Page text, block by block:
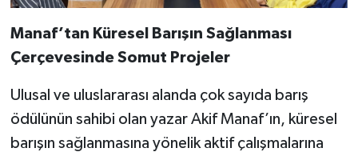
Manaf’tan Küresel Barışın Sağlanması
Çerçevesinde Somut Projeler
Ulusal ve uluslararası alanda çok sayıda barış
ödülünün sahibi olan yazar Akif Manaf’ın, küresel
barışın sağlanmasına yönelik aktif çalışmalarına